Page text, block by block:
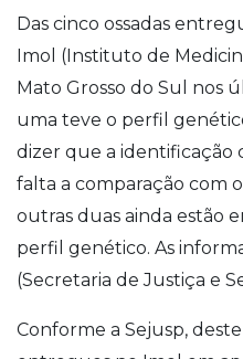
Das cinco ossadas
Imol (Instituto de
Mato Grosso do Sul nos
uma teve o perfil
dizer que a
falta a comparação com
outras duas ainda estão
perfil genético. As
(Secretaria de Justiça e
Conforme a Sejusp,